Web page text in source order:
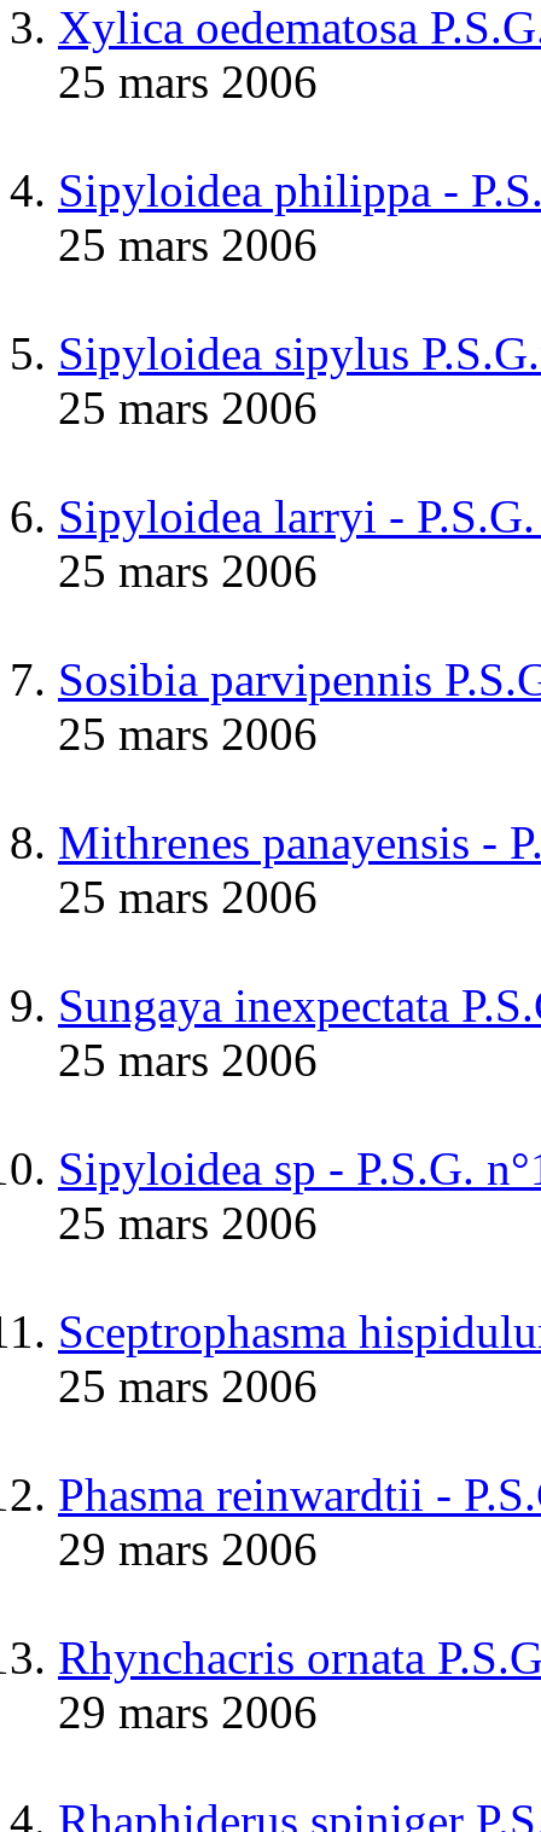
Xylica oedematosa
25 mars 2006
Sipyloidea philippa -
25 mars 2006
Sipyloidea sipylus
25 mars 2006
Sipyloidea larryi -
25 mars 2006
Sosibia parvipennis
25 mars 2006
Mithrenes panayensis -
25 mars 2006
Sungaya inexpectata
25 mars 2006
Sipyloidea sp - P.S.G.
25 mars 2006
Sceptrophasma
25 mars 2006
Phasma reinwardtii -
29 mars 2006
Rhynchacris ornata
29 mars 2006
Rhaphiderus spiniger